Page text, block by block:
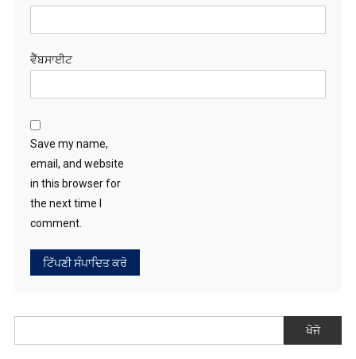
ਈ-ਮੇਲ*
ਵੈੱਬਸਾਈਟ
Save my name,
email, and website
in this browser for
ਖੋਜੋ